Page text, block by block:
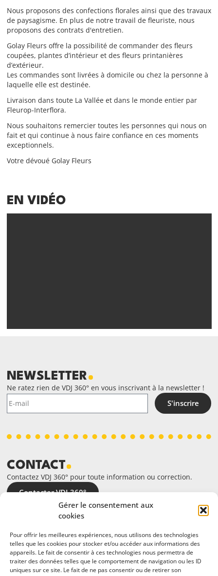
Gérer le consentement aux
cookies
Pour offrir les meilleures expériences, nous utilisons des technologies
telles que les cookies pour stocker et/ou accéder aux informations des
appareils. Le fait de consentir à ces technologies nous permettra de
traiter des données telles que le comportement de navigation ou les ID
uniques sur ce site. Le fait de ne pas consentir ou de retirer son
Nous proposons des confections florales ainsi que des travaux
de paysagisme. En plus de notre travail de fleuriste, nous
proposons des contrats d'entretien.
Golay Fleurs offre la possibilité de commander des fleurs
coupées, plantes d’intérieur et des fleurs printanières
d’extérieur.
Les commandes sont livrées à domicile ou chez la personne à
laquelle elle est destinée.
Livraison dans toute La Vallée et dans le monde entier par
Fleurop-Interflora.
Nous souhaitons remercier toutes les personnes qui nous on
fait et qui continue à nous faire confiance en ces moments
exceptionnels.
Votre dévoué Golay Fleurs
EN VIDÉO
NEWSLETTER
Ne ratez rien de VDJ 360° en vous inscrivant à la newsletter !
S'inscrire
CONTACT
Contactez VDJ 360° pour toute information ou correction.
Contacter VDJ 360°